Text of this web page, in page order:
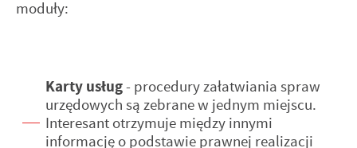
moduły:
Karty usług- procedury załatwiania spraw
urzędowych są zebrane w jednym miejscu.
Interesant otrzymuje między innymi
informację o podstawie prawnej realizacji
pliki cookies gwarantuje dostępność wszystkich
partnerów.
Twoich zwyczajów dotyczących przeglądanej witryny
internetowej. Treści promocyjne mogą pojawić się na
stronach podmiotów trzecich lub firm będących naszymi
partnerami oraz innych dostawców usług. Firmy te działają